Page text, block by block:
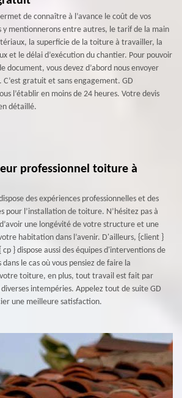
de connaître à l’avance le coût de vos
mentionnerons entre autres, le tarif de la main
la superficie de la toiture à travailler, la
et le délai d’exécution du chantier. Pour pouvoir
document, vous devez d’abord nous envoyer
gratuit et sans engagement. GD
l’établir en moins de 24 heures. Votre devis
détaillé.
professionnel toiture à
des expériences professionnelles et des
pour l’installation de toiture. N’hésitez pas à
une longévité de votre structure et une
habitation dans l’avenir. D'ailleurs, {client }
cp } dispose aussi des équipes d'interventions de
le cas où vous pensiez de faire la
toiture, en plus, tout travail est fait par
intempéries. Appelez tout de suite GD
une meilleure satisfaction.